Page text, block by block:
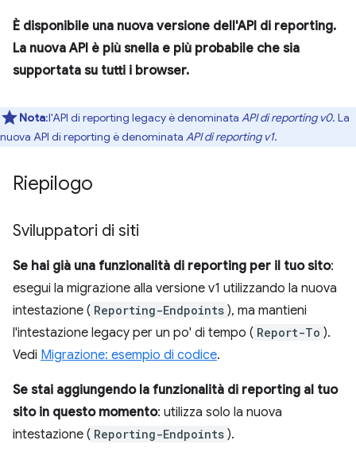
È disponibile una nuova versione dell'API di reporting.
La nuova API è più snella e più probabile che sia
supportata su tutti i browser.
Nota:l'API di reporting legacy è denominata API di reporting v0. La
nuova API di reporting è denominata API di reporting v1.
Riepilogo
Sviluppatori di siti
Se hai già una funzionalità di reporting per il tuo sito:
esegui la migrazione alla versione v1 utilizzando la nuova
intestazione ( Reporting-Endpoints ), ma mantieni
l'intestazione legacy per un po' di tempo ( Report-To ).
Vedi Migrazione: esempio di codice.
Se stai aggiungendo la funzionalità di reporting al tuo
sito in questo momento: utilizza solo la nuova
intestazione ( Reporting-Endpoints ).